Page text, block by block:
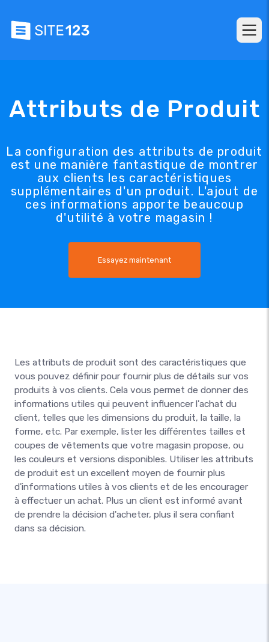
Attributs de Produit
La configuration des attributs de produit
est une manière fantastique de montrer
aux clients les caractéristiques
supplémentaires d'un produit. L'ajout de
ces informations apporte beaucoup
d'utilité à votre magasin !
Essayez maintenant
Les attributs de produit sont des caractéristiques que
vous pouvez définir pour fournir plus de détails sur vos
produits à vos clients. Cela vous permet de donner des
informations utiles qui peuvent influencer l'achat du
client, telles que les dimensions du produit, la taille, la
forme, etc. Par exemple, lister les différentes tailles et
coupes de vêtements que votre magasin propose, ou
les couleurs et versions disponibles. Utiliser les attributs
de produit est un excellent moyen de fournir plus
d'informations utiles à vos clients et de les encourager
à effectuer un achat. Plus un client est informé avant
de prendre la décision d'acheter, plus il sera confiant
dans sa décision.